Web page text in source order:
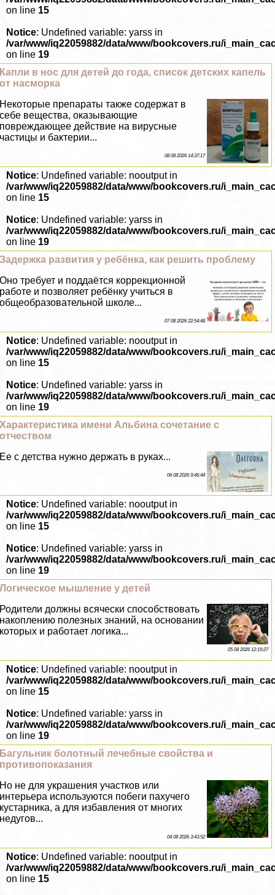
on line 15
Notice: Undefined variable: yarss in
/var/www/iq22059882/data/www/bookcovers.ru/
on line 19
Капли в нос для детей до года, список детских капель
от насморка
Некоторые препараты также содержат в
себе вещества, оказывающие
повреждающее действие на вирусные
частицы и бактерии...
08 08 2026 14:37:17
Notice: Undefined variable: nooutput in
/var/www/iq22059882/data/www/bookcovers.ru/
on line 15
Notice: Undefined variable: yarss in
/var/www/iq22059882/data/www/bookcovers.ru/
on line 19
Задержка развития у ребёнка, как решить проблему
Оно требует и поддаётся коррекционной
работе и позволяет ребёнку учиться в
общеобразовательной школе...
07 08 2026 22:54:48
Notice: Undefined variable: nooutput in
/var/www/iq22059882/data/www/bookcovers.ru/
on line 15
Notice: Undefined variable: yarss in
/var/www/iq22059882/data/www/bookcovers.ru/
on line 19
Хаpaктеристика имени Альбина сочетание с
отчеством
Ее с детства нужно держать в руках...
06 08 2026 9:46:44
Notice: Undefined variable: nooutput in
/var/www/iq22059882/data/www/bookcovers.ru/
on line 15
Notice: Undefined variable: yarss in
/var/www/iq22059882/data/www/bookcovers.ru/
on line 19
Логическое мышление у детей
Родители должны всячески способствовать
накоплению полезных знаний, на основании
которых и работает логика...
05 08 2026 12:19:27
Notice: Undefined variable: nooutput in
/var/www/iq22059882/data/www/bookcovers.ru/
on line 15
Notice: Undefined variable: yarss in
/var/www/iq22059882/data/www/bookcovers.ru/
on line 19
Багульник болотный лечебные свойства и
противопоказания
Но не для украшения участков или
интерьера используются побеги пахучего
кустарника, а для избавления от многих
недугов...
04 08 2026 3:43:52
Notice: Undefined variable: nooutput in
/var/www/iq22059882/data/www/bookcovers.ru/
on line 15